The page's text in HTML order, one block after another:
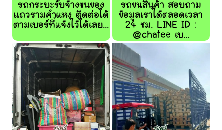
รถกระบะรับจ้างขนของ
แถวรามคําแหง ติดต่อได้
ตามเบอร์ที่แจ้งไว้ได้เลย...
รถขนสินค้า สอบถาม
ข้อมูลเราได้ตลอดเวลา
24 ชม. LINE ID :
@chatee เบ...